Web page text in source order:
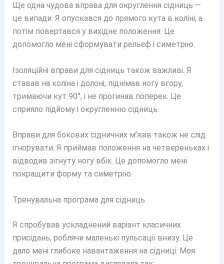
Ще одна чудова вправа для округлення сідниць —
це випади. Я опускався до прямого кута в коліні, а
потім повертався у вихідне положення. Це
допомогло мені сформувати рельєф і симетрію.
Ізоляційні вправи для сідниць також важливі. Я
ставав на коліна і долоні, піднімав ногу вгору,
тримаючи кут 90°, і не прогинав поперек. Це
сприяло підйому і округленню сідниць.
Вправи для бокових сідничних м’язів також не слід
ігнорувати. Я приймав положення на четвереньках і
відводив зігнуту ногу вбік. Це допомогло мені
покращити форму та симетрію.
Тренувальна програма для сідниць
Я спробував ускладнений варіант класичних
присідань, роблячи маленькі пульсації внизу. Це
дало мені глибоке навантаження на сідниці. Моя